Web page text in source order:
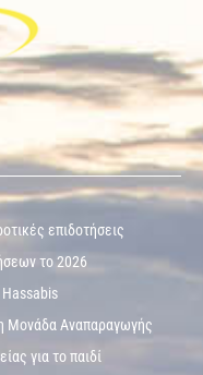
επιδοτήσεις
το 2026
Μονάδα Αναπαραγωγής
για το παιδί